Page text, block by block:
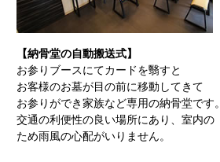
【納骨堂の自動搬送式】
お参りブースにてカードを翳すと
お客様のお墓が目の前に移動してきて
お参りができ家族など専用の納骨堂です。
交通の利便性の良い場所にあり、室内の
ため雨風の心配がいりません。